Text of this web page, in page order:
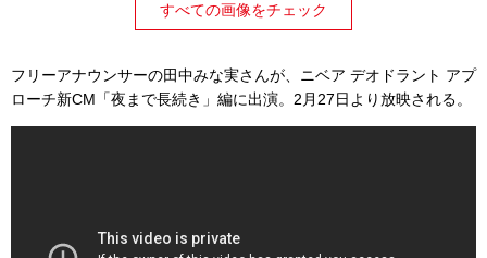
すべての画像をチェック
フリーアナウンサーの田中みな実さんが、ニベア デオドラント アプ
ローチ新CM「夜まで長続き」編に出演。2月27日より放映される。